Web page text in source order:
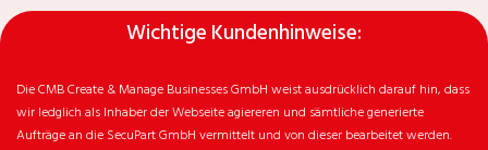
Wichtige Kundenhinweise:
Die CMB Create & Manage Businesses GmbH weist ausdrücklich darauf hin, dass
wir ledglich als Inhaber der Webseite agiereren und sämtliche generierte
Aufträge an die SecuPart GmbH vermittelt und von dieser bearbeitet werden.